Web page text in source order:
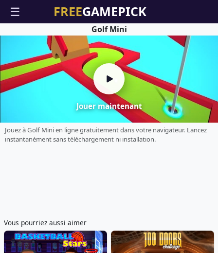
☰
Jouer maintenant
Golf Mini
Jouez à Golf Mini en ligne gratuitement dans votre navigateur. Lancez
instantanément sans téléchargement ni installation.
Vous pourriez aussi aimer